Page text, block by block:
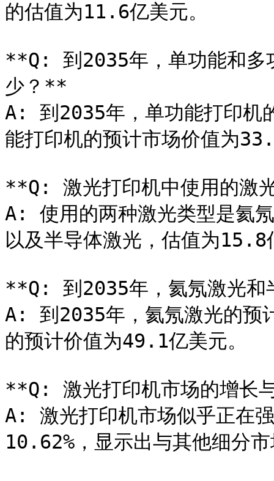
的估值为11.6亿美元。
**Q: 到2035年，单功能和多
少？**
A: 到2035年，单功能打印机
能打印机的预计市场价值为
**Q: 激光打印机中使用的激
A: 使用的两种激光类型是氦
以及半导体激光，估值为15.8
**Q: 到2035年，氦氖激光和
A: 到2035年，氦氖激光的预
的预计价值为49.1亿美元。
**Q: 激光打印机市场的增长
A: 激光打印机市场似乎正在
10.62%，显示出与其他细分